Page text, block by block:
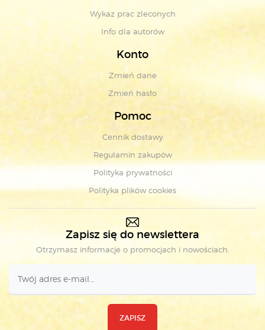
Wykaz prac zleconych
Info dla autorów
Konto
Zmień dane
Zmień hasło
Pomoc
Cennik dostawy
Regulamin zakupów
Polityka prywatności
Polityka plików cookies
Zapisz się do newslettera
Otrzymasz informacje o promocjach i nowościach.
ZAPISZ